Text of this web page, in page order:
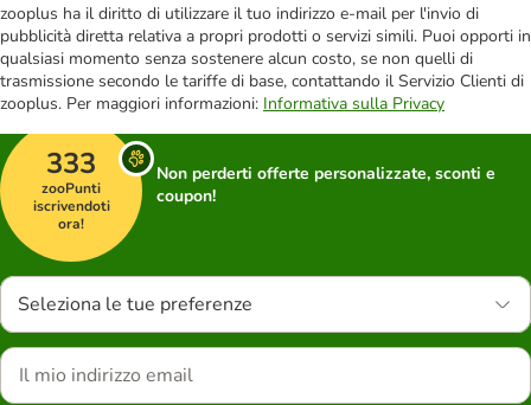
zooplus ha il diritto di utilizzare il tuo indirizzo e-mail per l'invio di
pubblicità diretta relativa a propri prodotti o servizi simili. Puoi opporti in
qualsiasi momento senza sostenere alcun costo, se non quelli di
trasmissione secondo le tariffe di base, contattando il Servizio Clienti di
zooplus. Per maggiori informazioni: Informativa sulla Privacy
333
zooPunti
iscrivendoti
ora!
Non perderti offerte personalizzate, sconti e
coupon!
Seleziona le tue preferenze